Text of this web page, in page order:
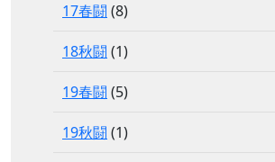
17春闘 (8)
18秋闘 (1)
19春闘 (5)
19秋闘 (1)